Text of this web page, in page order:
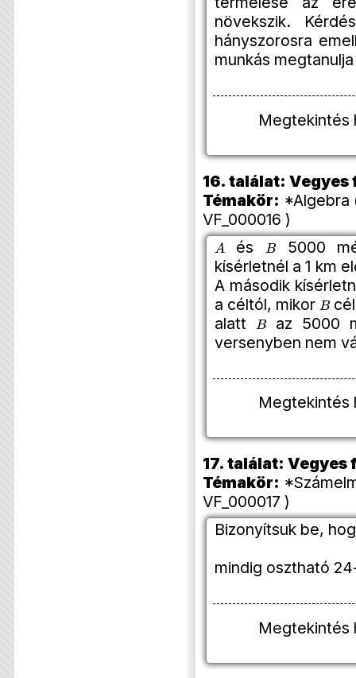
növekszik.
hányszorosra
munkás
16. találat:
Témakör: *Algebra
VF_000016 )
A és B5000
kísérletnél a 1 km
A második
a céltól, mikor B
alatt
Baz 5000
versenyben nem
17. találat:
Témakör:
VF_000017 )
Bizonyítsuk be,
mindig osztható